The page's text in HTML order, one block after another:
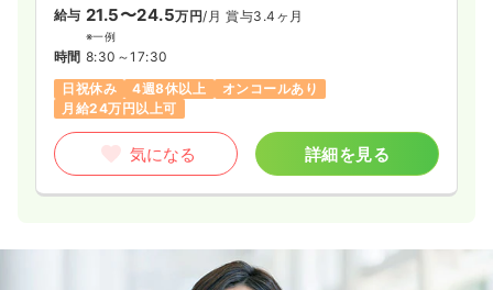
給与 21.5〜24.5万円/月 賞与3.4ヶ月
※一例
時間 8:30～17:30
日祝休み
4週8休以上
オンコールあり
月給24万円以上可
気になる 詳細を見る